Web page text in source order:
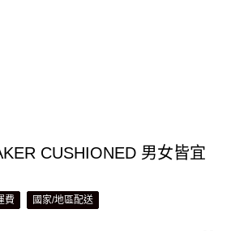
CUSHIONED 男女皆宜
費 國家/地區配送